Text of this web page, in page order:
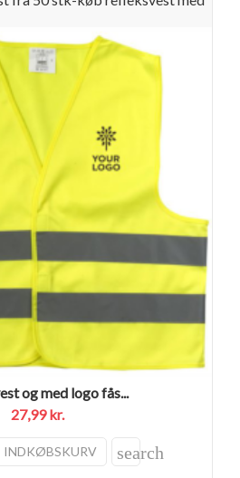
og med logo fås...
27,99 kr.
search